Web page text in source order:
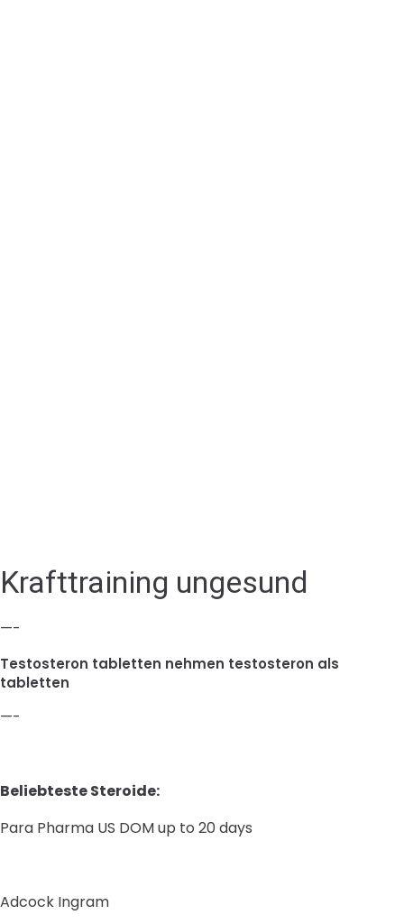
Krafttraining ungesund
—-
Testosteron tabletten nehmen testosteron als
tabletten
—-
Beliebteste Steroide:
Para Pharma US DOM up to 20 days
Adcock Ingram